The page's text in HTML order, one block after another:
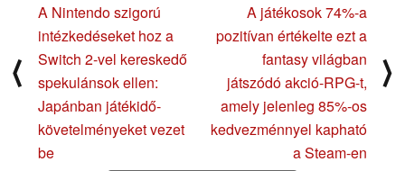
⟨
A Nintendo szigorú
intézkedéseket hoz a
Switch 2-vel kereskedő
spekulánsok ellen:
Japánban játékidő-
követelményeket vezet
be
A játékosok 74%-a
pozitívan értékelte ezt a
fantasy világban
játszódó akció-RPG-t,
amely jelenleg 85%-os
kedvezménnyel kapható
a Steam-en
⟩